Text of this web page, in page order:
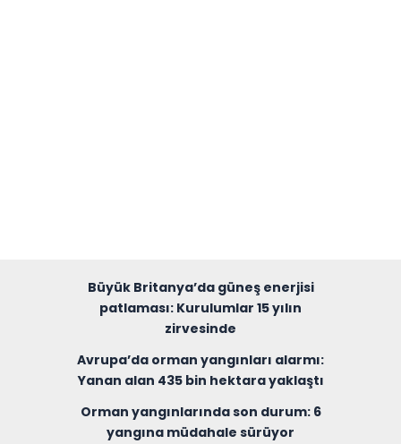
Büyük Britanya’da güneş enerjisi
patlaması: Kurulumlar 15 yılın
zirvesinde
Avrupa’da orman yangınları alarmı:
Yanan alan 435 bin hektara yaklaştı
Orman yangınlarında son durum: 6
yangına müdahale sürüyor